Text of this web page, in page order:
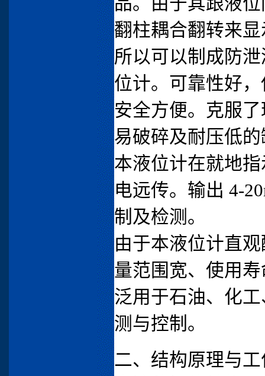
翻柱耦合翻转来
所以可以制成防
位计。可靠性好
安全方便。克服
易破碎及耐压低
本液位计在就地
电远传。输出 4-
制及检测。
由于本液位计直
量范围宽、使用
泛用于石油、化
测与控制。
二、结构原理与